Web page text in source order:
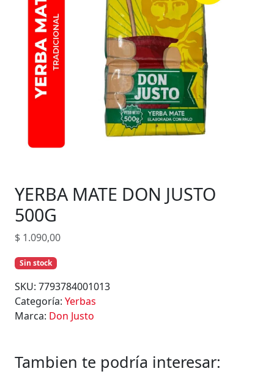
YERBA MATE DON JUSTO
500G
$ 1.090,00
Sin stock
SKU: 7793784001013
Categoría: Yerbas
Marca: Don Justo
Tambien te podría interesar: